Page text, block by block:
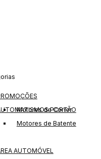
PORTÃO
Motores de Correr
Motores de Batente
AUTOMÓVEL